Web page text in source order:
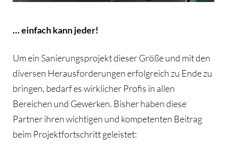
… einfach kann jeder!
Um ein Sanierungsprojekt dieser Größe und mit den
diversen Herausforderungen erfolgreich zu Ende zu
bringen, bedarf es wirklicher Profis in allen
Bereichen und Gewerken. Bisher haben diese
Partner ihren wichtigen und kompetenten Beitrag
beim Projektfortschritt geleistet: